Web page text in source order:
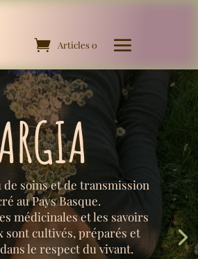
Articles 0
de soins et de transmission
au Pays Basque.
médicinales et les savoirs
sont cultivés, préparés et
le respect du vivant.